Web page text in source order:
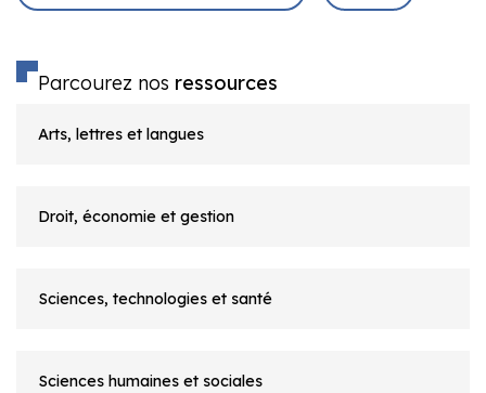
Parcourez nos ressources
Arts, lettres et langues
Droit, économie et gestion
Sciences, technologies et santé
Sciences humaines et sociales